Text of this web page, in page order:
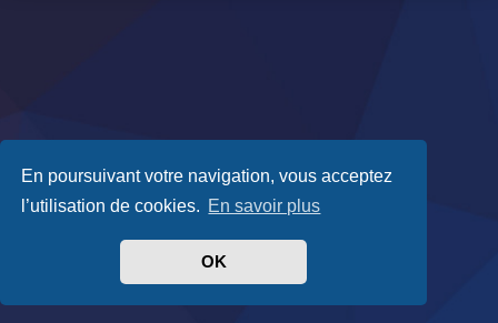
En poursuivant votre navigation, vous acceptez
l’utilisation de cookies. En savoir plus
OK